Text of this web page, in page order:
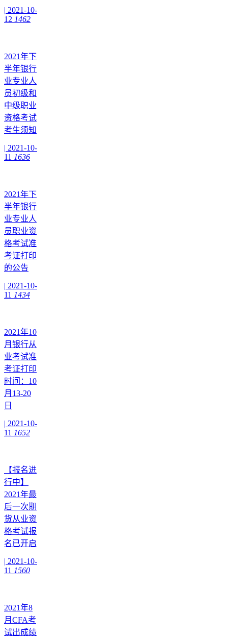
| 2021-10-
12 1462
2021年下
半年银行
业专业人
员初级和
中级职业
资格考试
考生须知
| 2021-10-
11 1636
2021年下
半年银行
业专业人
员职业资
格考试准
考证打印
的公告
| 2021-10-
11 1434
2021年10
月银行从
业考试准
考证打印
时间：10
月13-20
日
| 2021-10-
11 1652
【报名进
行中】
2021年最
后一次期
货从业资
格考试报
名已开启
| 2021-10-
11 1560
2021年8
月CFA考
试出成绩